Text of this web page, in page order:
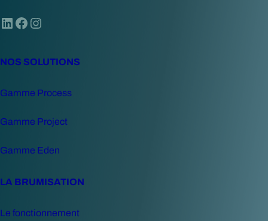
LinkedIn Facebook Instagram
NOS SOLUTIONS
Gamme Process
Gamme Project
Gamme Eden
LA BRUMISATION
Le fonctionnement